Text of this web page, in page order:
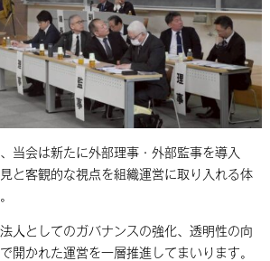
当会は新たに外部理事・外部監事を導入
と客観的な視点を組織運営に取り入れる体
人としてのガバナンスの強化、透明性の向
開かれた運営を一層推進してまいります。